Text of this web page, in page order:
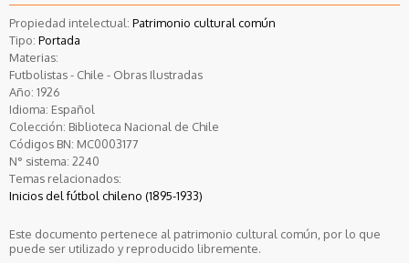
Propiedad intelectual: Patrimonio cultural común
Tipo: Portada
Materias:
Futbolistas - Chile - Obras Ilustradas
Año: 1926
Idioma: Español
Colección: Biblioteca Nacional de Chile
Códigos BN: MC0003177
N° sistema: 2240
Temas relacionados:
Inicios del fútbol chileno (1895-1933)
Este documento pertenece al patrimonio cultural común, por lo que
puede ser utilizado y reproducido libremente.